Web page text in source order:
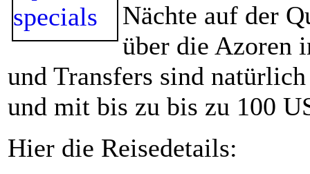
Nächte auf der
über die Azoren
und Transfers sind
und mit bis zu bis zu 100
Hier die Reisedetails: